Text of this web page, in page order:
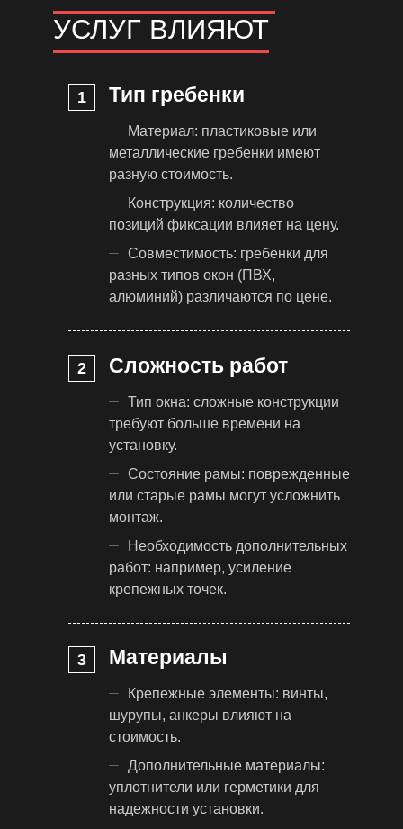
УСЛУГ ВЛИЯЮТ
Тип гребенки
Материал: пластиковые или
металлические гребенки имеют
разную стоимость.
Конструкция: количество
позиций фиксации влияет на цену.
Совместимость: гребенки для
разных типов окон (ПВХ,
алюминий) различаются по цене.
Сложность работ
Тип окна: сложные конструкции
требуют больше времени на
установку.
Состояние рамы: поврежденные
или старые рамы могут усложнить
монтаж.
Необходимость дополнительных
работ: например, усиление
крепежных точек.
Материалы
Крепежные элементы: винты,
шурупы, анкеры влияют на
стоимость.
Дополнительные материалы:
уплотнители или герметики для
надежности установки.